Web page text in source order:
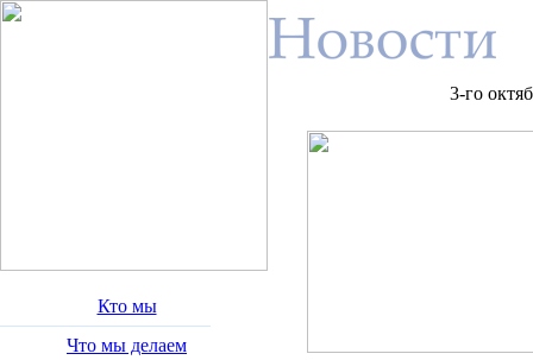
Кто мы
Что мы делаем
3-го